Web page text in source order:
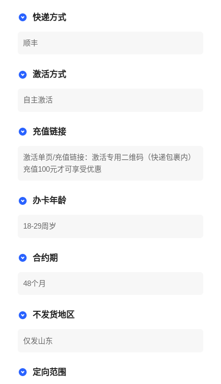
快递方式
顺丰
激活方式
自主激活
充值链接
激活单页/充值链接：激活专用二维码（快递包裹内）
充值100元才可享受优惠
办卡年龄
18-29周岁
合约期
48个月
不发货地区
仅发山东
定向范围